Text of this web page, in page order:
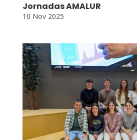
Jornadas AMALUR
10 Nov 2025